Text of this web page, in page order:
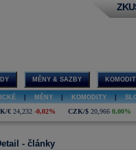
MĚNY & SAZBY
MĚNY KOMODITY
€ 24,232 -0,02% CZK/$ 20,966 0,00%
- články